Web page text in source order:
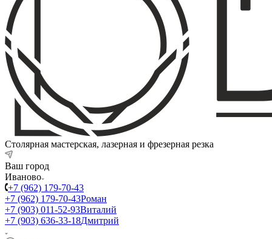
Столярная мастерская, лазерная и фрезерная резка
Ваш город
Иваново
+7 (962) 179-70-43
+7 (962) 179-70-43Роман
+7 (903) 011-52-93Виталий
+7 (903) 636-33-18Дмитрий